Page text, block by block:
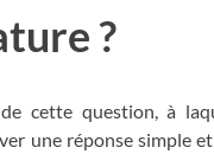
?
cette question, à
une réponse simple